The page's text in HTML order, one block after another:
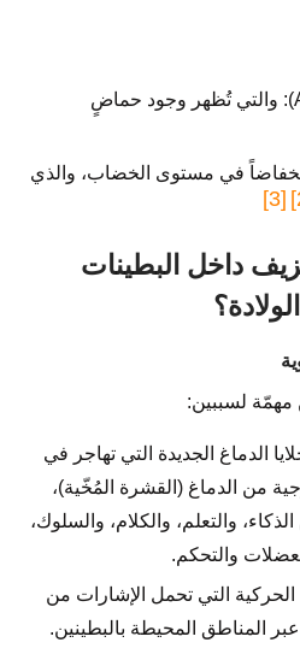
– غازات الدم الشرياني (ABG): والتي تُظهر وجود حماضٍ
في مستوى الخضاب، والذي
[3]
داخل البطينات
مهمّة لسببين:
الدماغ الجديدة التي تهاجر في
من الدماغ (القشرة المُخّية)،
والتعلم، والكلام، والسلوك،
والتحكم.
التي تحمل الإشارات من
المناطق المحيطة بالبطينين.